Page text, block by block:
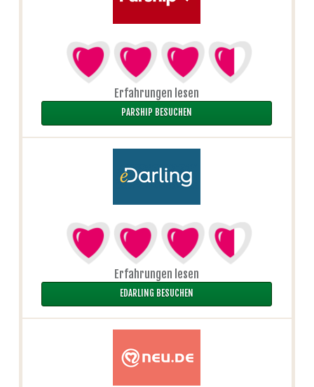
Erfahrungen lesen
PARSHIP BESUCHEN
Erfahrungen lesen
EDARLING BESUCHEN